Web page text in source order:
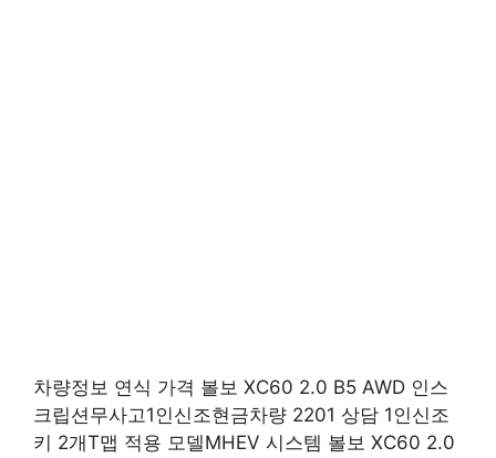
차량정보 연식 가격 볼보 XC60 2.0 B5 AWD 인스
크립션무사고1인신조현금차량 2201 상담 1인신조
키 2개T맵 적용 모델MHEV 시스템 볼보 XC60 2.0